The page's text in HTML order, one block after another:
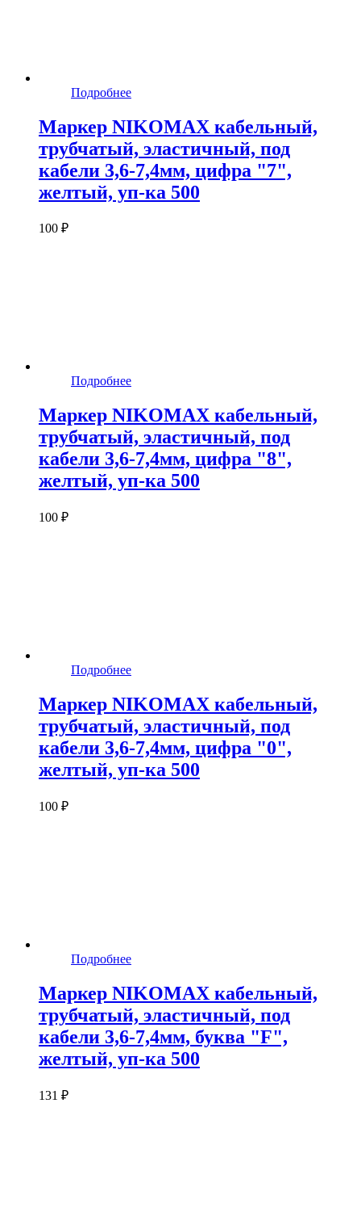
Подробнее
Маркер NIKOMAX кабельный,
трубчатый, эластичный, под
кабели 3,6-7,4мм, цифра "7",
желтый, уп-ка 500
100 ₽
Подробнее
Маркер NIKOMAX кабельный,
трубчатый, эластичный, под
кабели 3,6-7,4мм, цифра "8",
желтый, уп-ка 500
100 ₽
Подробнее
Маркер NIKOMAX кабельный,
трубчатый, эластичный, под
кабели 3,6-7,4мм, цифра "0",
желтый, уп-ка 500
100 ₽
Подробнее
Маркер NIKOMAX кабельный,
трубчатый, эластичный, под
кабели 3,6-7,4мм, буква "F",
желтый, уп-ка 500
131 ₽